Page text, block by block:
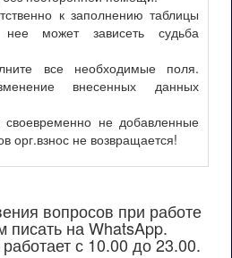
к заполнению таблицы
может зависеть судьба
все необходимые поля.
внесенных данных
не добавленные
орг.взнос не возвращается!
вопросов при работе
писать на WhatsApp.
с 10.00 до 23.00.